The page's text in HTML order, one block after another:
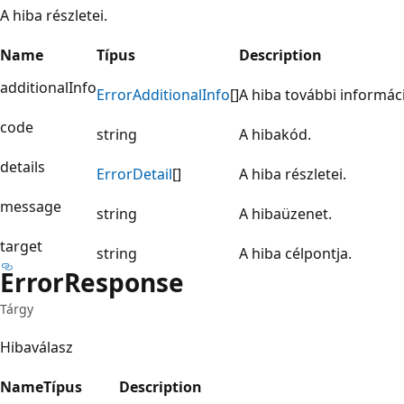
A hiba részletei.
Name
Típus
Description
additionalInfoErrorAdditionalInfo[]A hiba további
code
string
A hibakód.
details
ErrorDetail[]
A hiba részletei.
message
string
A hibaüzenet.
target
string A hiba célpontja.
ErrorResponse
Tárgy
Hibaválasz
NameTípus Description